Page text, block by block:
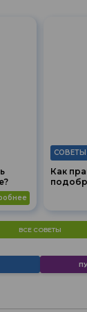
СОВЕТЫ
Как
ВСЕ СОВЕТЫ